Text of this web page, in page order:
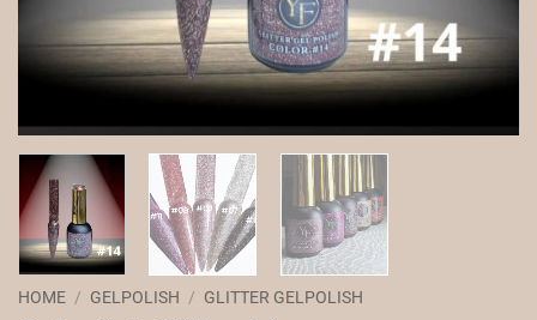
HOME / GELPOLISH / GLITTER GELPOLISH